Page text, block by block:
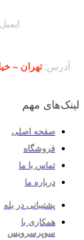
آدرس:تهران –
لینک‌های مهم
صفحه اصلی
فروشگاه
تماس با ما
درباره ما
پشتیبانی در بله
همکاری با
سوپرسرویس